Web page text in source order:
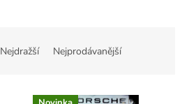
Nejdražší Nejprodávanější